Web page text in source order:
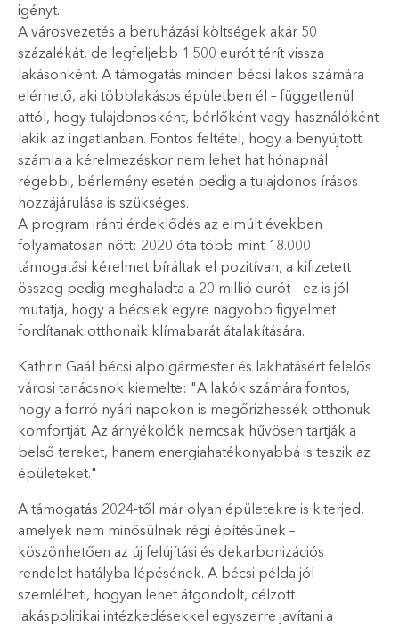
igényt.
A városvezetés a beruházási költségek akár 50
százalékát, de legfeljebb 1.500 eurót térít vissza
lakásonként. A támogatás minden bécsi lakos számára
elérhető, aki többlakásos épületben él – függetlenül
attól, hogy tulajdonosként, bérlőként vagy használóként
lakik az ingatlanban. Fontos feltétel, hogy a benyújtott
számla a kérelmezéskor nem lehet hat hónapnál
régebbi, bérlemény esetén pedig a tulajdonos írásos
hozzájárulása is szükséges.
A program iránti érdeklődés az elmúlt években
folyamatosan nőtt: 2020 óta több mint 18.000
támogatási kérelmet bíráltak el pozitívan, a kifizetett
összeg pedig meghaladta a 20 millió eurót – ez is jól
mutatja, hogy a bécsiek egyre nagyobb figyelmet
fordítanak otthonaik klímabarát átalakítására.
Kathrin Gaál bécsi alpolgármester és lakhatásért felelős
városi tanácsnok kiemelte: "A lakók számára fontos,
hogy a forró nyári napokon is megőrizhessék otthonuk
komfortját. Az árnyékolók nemcsak hűvösen tartják a
belső tereket, hanem energiahatékonyabbá is teszik az
épületeket."
A támogatás 2024-től már olyan épületekre is kiterjed,
amelyek nem minősülnek régi építésűnek –
köszönhetően az új felújítási és dekarbonizációs
rendelet hatályba lépésének. A bécsi példa jól
szemlélteti, hogyan lehet átgondolt, célzott
lakáspolitikai intézkedésekkel egyszerre javítani a